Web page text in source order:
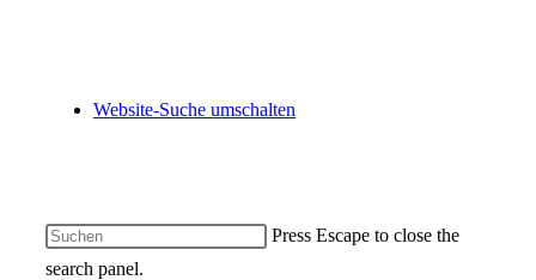
Website-Suche umschalten
Press Escape to close the
search panel.